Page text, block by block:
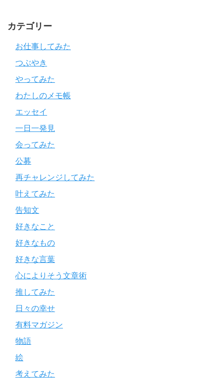
カテゴリー
お仕事してみた
つぶやき
やってみた
わたしのメモ帳
エッセイ
一日一発見
会ってみた
公募
再チャレンジしてみた
叶えてみた
告知文
好きなこと
好きなもの
好きな言葉
心によりそう文章術
推してみた
日々の幸せ
有料マガジン
物語
絵
考えてみた